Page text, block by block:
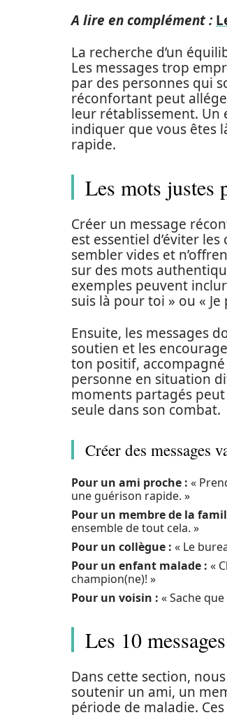
A lire en complément :
La recherche d’un
Les messages trop
par des personnes qui
réconfortant peut
leur rétablissement. Un
indiquer que vous êtes
rapide.
Les mots justes
Créer un message
est essentiel d’éviter
sembler vides et
sur des mots
exemples peuvent
suis là pour toi » ou «
Ensuite, les messages
soutien et les
ton positif,
personne en situation
moments partagés peut
seule dans son combat.
Créer des messages
Pour un ami proche : «
une guérison rapide. »
Pour un membre de la
ensemble de tout cela. »
Pour un collègue : « Le
Pour un enfant malade : «
champion(ne)! »
Pour un voisin : « Sache
Les 10
Dans cette section,
soutenir un ami, un
période de maladie.